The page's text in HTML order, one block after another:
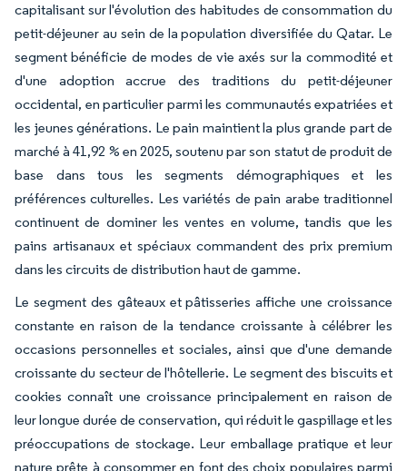
capitalisant sur l'évolution des habitudes de consommation du
petit-déjeuner au sein de la population diversifiée du Qatar. Le
segment bénéficie de modes de vie axés sur la commodité et
d'une adoption accrue des traditions du petit-déjeuner
occidental, en particulier parmi les communautés expatriées et
les jeunes générations. Le pain maintient la plus grande part de
marché à 41,92 % en 2025, soutenu par son statut de produit de
base dans tous les segments démographiques et les
préférences culturelles. Les variétés de pain arabe traditionnel
continuent de dominer les ventes en volume, tandis que les
pains artisanaux et spéciaux commandent des prix premium
dans les circuits de distribution haut de gamme.
Le segment des gâteaux et pâtisseries affiche une croissance
constante en raison de la tendance croissante à célébrer les
occasions personnelles et sociales, ainsi que d'une demande
croissante du secteur de l'hôtellerie. Le segment des biscuits et
cookies connaît une croissance principalement en raison de
leur longue durée de conservation, qui réduit le gaspillage et les
préoccupations de stockage. Leur emballage pratique et leur
nature prête à consommer en font des choix populaires parmi